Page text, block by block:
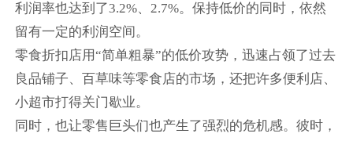
利润率也达到了3.2%、2.7%。保持低价的同时，依然
留有一定的利润空间。
零食折扣店用“简单粗暴”的低价攻势，迅速占领了过去
良品铺子、百草味等零食店的市场，还把许多便利店、
小超市打得关门歇业。
同时，也让零售巨头们也产生了强烈的危机感。彼时，